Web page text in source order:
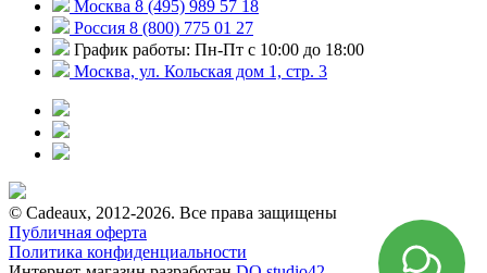
Москва 8 (495) 989 57 18
Россия 8 (800) 775 01 27
График работы: Пн-Пт с 10:00 до 18:00
Москва, ул. Кольская дом 1, стр. 3
© Cadeaux, 2012-2026. Все права защищены
Публичная оферта
Политика конфиденциальности